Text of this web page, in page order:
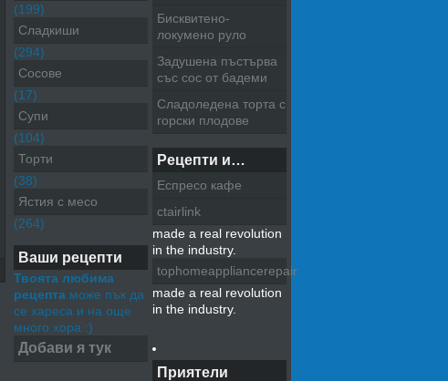
Бисквитено-
локумено руло
Задушена пъстърва
със сос от бадеми
Сладоледена торта с
горски плодове
Рецепти и…
Еспресо кафе
ctairlink
made a real revolution
in the industry.
tophomeappliancerepair
made a real revolution
in the industry.
Приятели
(199)
Сладкиши
(294)
Сосове
(17)
Супи
(104)
Торти
(38)
Ястия с месо
(264)
Ваши рецепти
Твоята любима
рецепта може пък да
се хареса и на още
много хора :)
Добави я тук